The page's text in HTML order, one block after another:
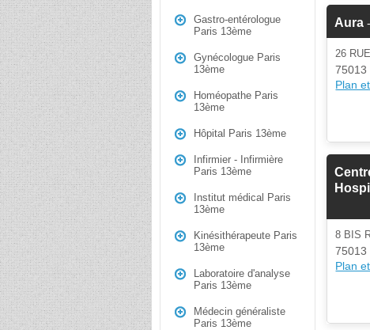
Gastro-entérologue
Paris 13ème
Gynécologue Paris
13ème
Homéopathe Paris
13ème
Hôpital Paris 13ème
Infirmier - Infirmière
Paris 13ème
Institut médical Paris
13ème
Kinésithérapeute Paris
13ème
Laboratoire d'analyse
Paris 13ème
Médecin généraliste
Paris 13ème
Aura
26
75013
Plan
8 BIS
75013
Plan